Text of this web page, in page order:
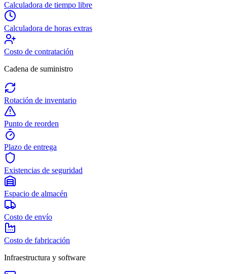
Calculadora de tiempo libre
Calculadora de horas extras
Costo de contratación
Cadena de suministro
Rotación de inventario
Punto de reorden
Plazo de entrega
Existencias de seguridad
Espacio de almacén
Costo de envío
Costo de fabricación
Infraestructura y software